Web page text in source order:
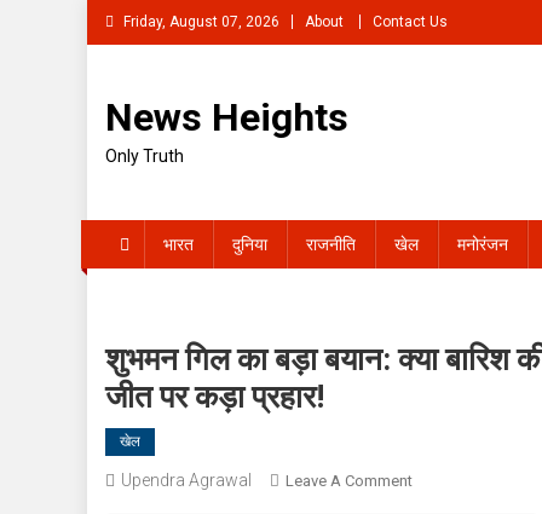
Skip
to
Friday, August 07, 2026 About Contact Us
News Heights
Only Truth
भारत दुनिया राजनीति खेल मनोरंजन
शुभमन गिल का बड़ा बयान: क्या बारिश
जीत पर कड़ा प्रहार!
खेल
Upendra Agrawal Leave A CommentOn